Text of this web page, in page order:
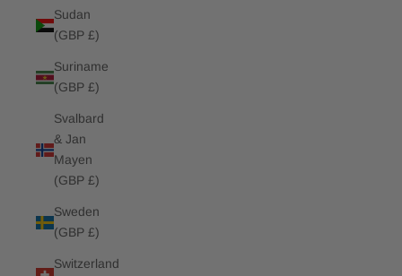
Sudan
(GBP £)
Suriname
(GBP £)
Svalbard
& Jan
Mayen
(GBP £)
Sweden
(GBP £)
Switzerland